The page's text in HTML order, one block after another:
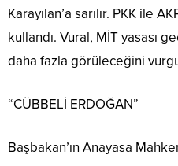
Karayılan’a sarılır. PKK ile
kullandı. Vural, MİT yasası
daha fazla görüleceğini
“CÜBBELİ ERDOĞAN”
Başbakan’ın Anayasa